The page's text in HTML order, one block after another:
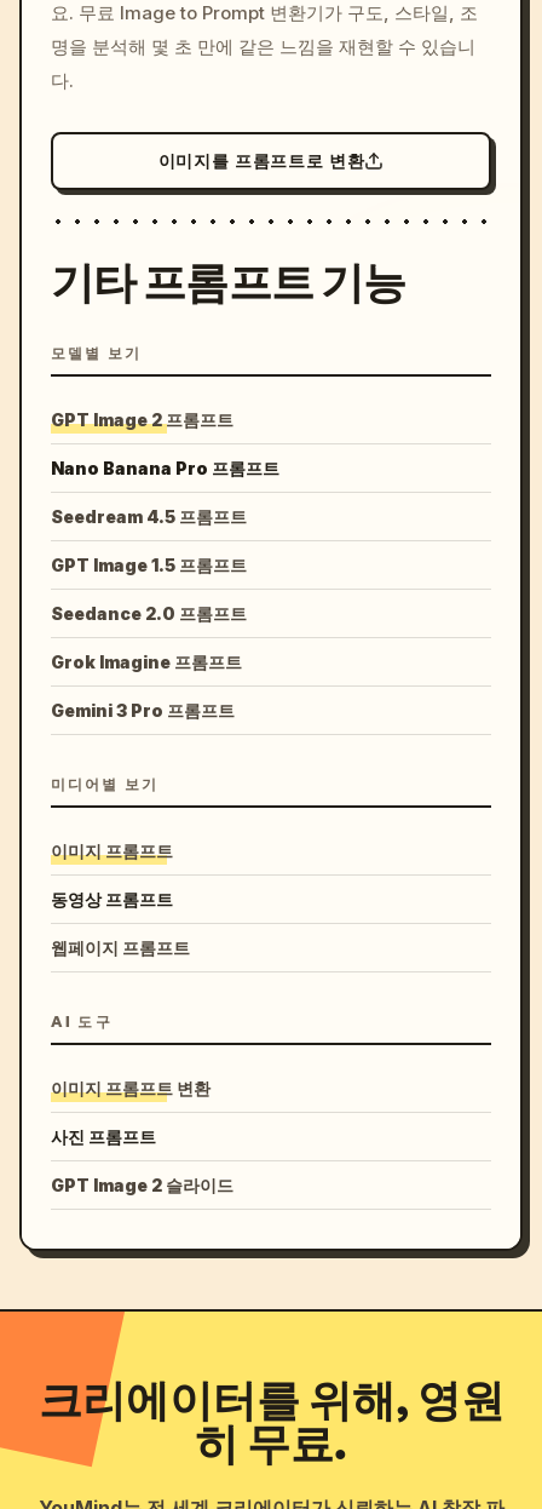
colors, 8k --v 6.0
요. 무료 Image to Prompt 변환기가 구도, 스타일, 조
명을 분석해 몇 초 만에 같은 느낌을 재현할 수 있습니
다.
이미지를 프롬프트로 변환
기타 프롬프트 기능
모델별 보기
GPT Image 2 프롬프트
Nano Banana Pro 프롬프트
Seedream 4.5 프롬프트
GPT Image 1.5 프롬프트
Seedance 2.0 프롬프트
Grok Imagine 프롬프트
Gemini 3 Pro 프롬프트
미디어별 보기
이미지 프롬프트
동영상 프롬프트
웹페이지 프롬프트
AI 도구
이미지 프롬프트 변환
사진 프롬프트
GPT Image 2 슬라이드
크리에이터를 위해, 영원
히 무료.